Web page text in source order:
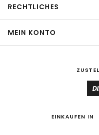
RECHTLICHES
MEIN KONTO
EINKAUFEN IN